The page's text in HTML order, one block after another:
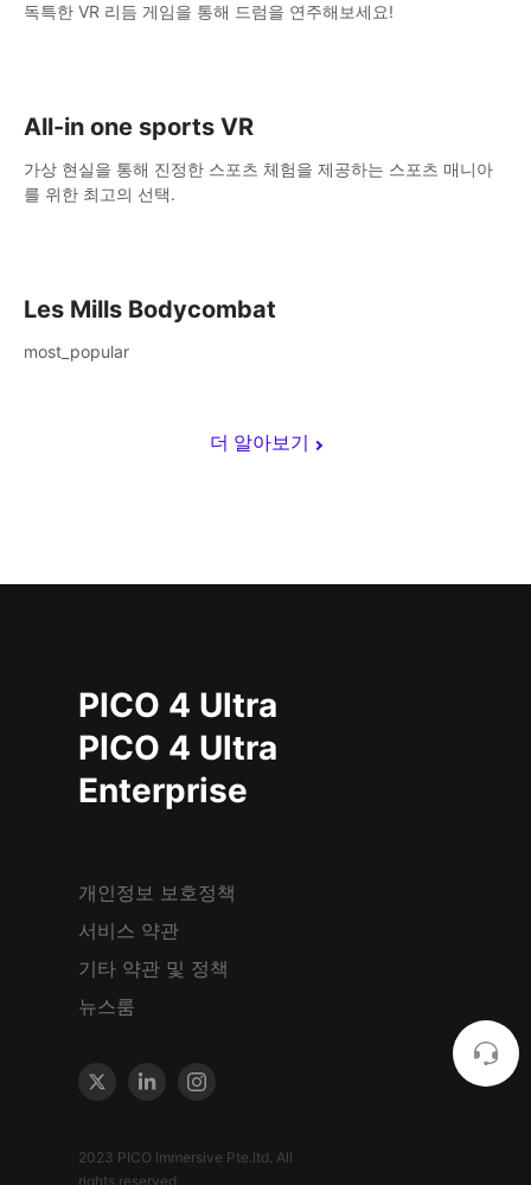
더 알아보기
독특한 VR 리듬 게임을 통해 드럼을 연주해보세요!
All-in one sports VR
가상 현실을 통해 진정한 스포츠 체험을 제공하는 스포츠 매니아
를 위한 최고의 선택.
Les Mills Bodycombat
most_popular
PICO 4 Ultra
PICO 4 Ultra
Enterprise
개인정보 보호정책
서비스 약관
기타 약관 및 정책
뉴스룸
2023 PICO Immersive Pte.ltd. All
rights reserved.